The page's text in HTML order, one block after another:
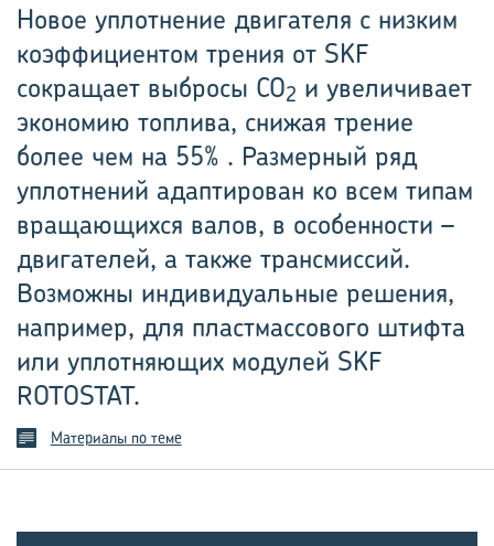
Новое уплотнение двигателя с низким
коэффи­циентом трения от SKF
сокращает выбросы CO2 и увеличивает
экономию топлива, снижая трение
более чем на 55% . Размерный ряд
уплотнений адаптирован ко всем типам
вращающихся валов, в особенности –
двигателей, а также трансмиссий.
Возможны индивидуальные решения,
например, для пластмассового штифта
или уплотняющих модулей SKF
ROTOSTAT.
Материалы по теме